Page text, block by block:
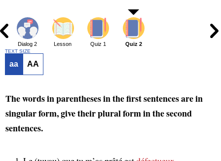
Dialog 2 Lesson Quiz 1 Quiz 2
TEXT SIZE
aa AA
The words in parentheses in the first sentences are in
singular form, give their plural form in the second
sentences.